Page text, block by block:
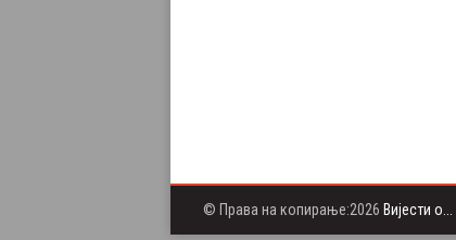
© Права на копирање:2026 Вијести о...